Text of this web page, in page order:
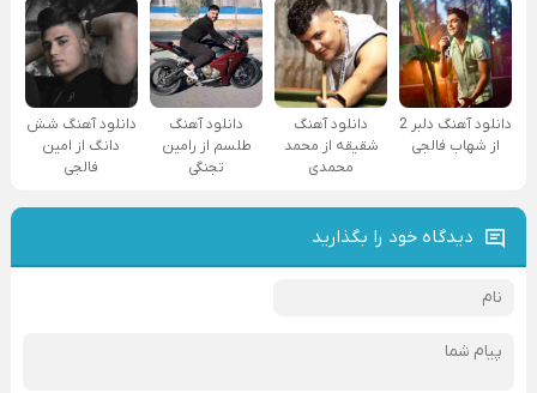
دانلود آهنگ دلبر 2
از شهاب فالجی
دانلود آهنگ
شقیقه از محمد
محمدی
دانلود آهنگ
طلسم از رامین
تجنگی
دانلود آهنگ شش
دانگ از امین
فالجی
دیدگاه خود را بگذارید